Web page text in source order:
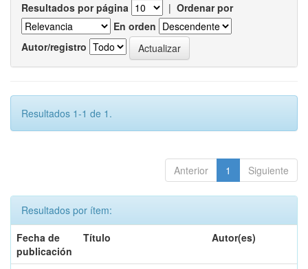
Resultados por página | Ordenar por
En orden
Autor/registro
Resultados 1-1 de 1.
Anterior 1 Siguiente
Resultados por ítem:
Fecha de
publicación
Título Autor(es)